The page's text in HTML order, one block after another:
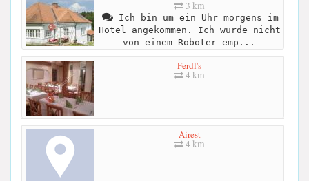
3 km
Ich bin um ein Uhr morgens im
Hotel angekommen. Ich wurde nicht
von einem Roboter emp...
Ferdl's
4 km
Airest
4 km